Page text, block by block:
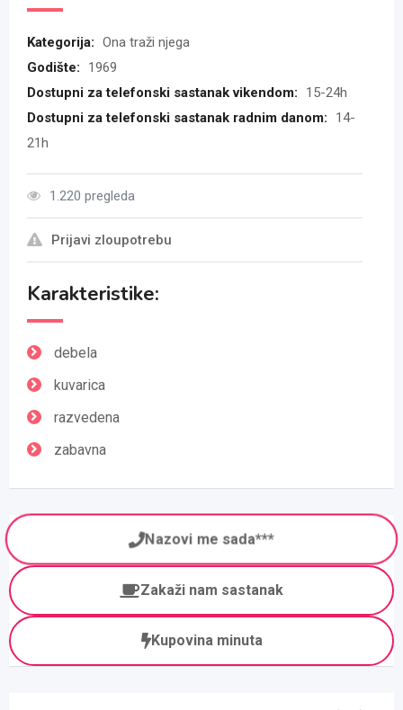
Kategorija: Ona traži njega
Godište:
1969
Dostupni za telefonski sastanak vikendom:
15-24h
Dostupni za telefonski sastanak radnim danom:
14-
21h
1.220 pregleda
Prijavi zloupotrebu
Karakteristike:
debela
kuvarica
razvedena
zabavna
Nazovi me sada***
Zakaži nam sastanak
Kupovina minuta